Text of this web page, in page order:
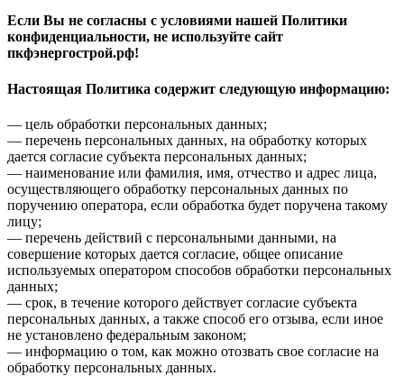
Если Вы не согласны с условиями нашей Политики
конфиденциальности, не используйте сайт
пкфэнергострой.рф!
Настоящая Политика содержит следующую информацию:
— цель обработки персональных данных;
— перечень персональных данных, на обработку которых
дается согласие субъекта персональных данных;
— наименование или фамилия, имя, отчество и адрес лица,
осуществляющего обработку персональных данных по
поручению оператора, если обработка будет поручена такому
лицу;
— перечень действий с персональными данными, на
совершение которых дается согласие, общее описание
используемых оператором способов обработки персональных
данных;
— срок, в течение которого действует согласие субъекта
персональных данных, а также способ его отзыва, если иное
не установлено федеральным законом;
— информацию о том, как можно отозвать свое согласие на
обработку персональных данных.